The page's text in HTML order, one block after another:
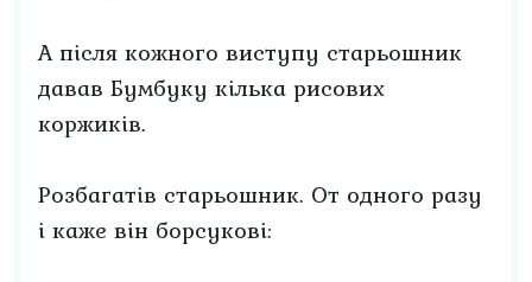
А після кожного виступу старьошник
давав Бумбуку кілька рисових
коржиків.
Розбагатів старьошник. От одного разу
і каже він борсукові: